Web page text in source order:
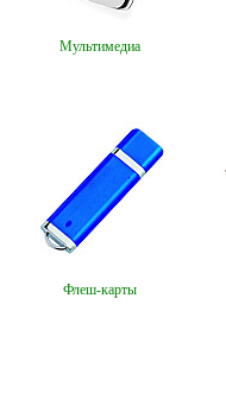
Мультимедиа
Флеш-карты